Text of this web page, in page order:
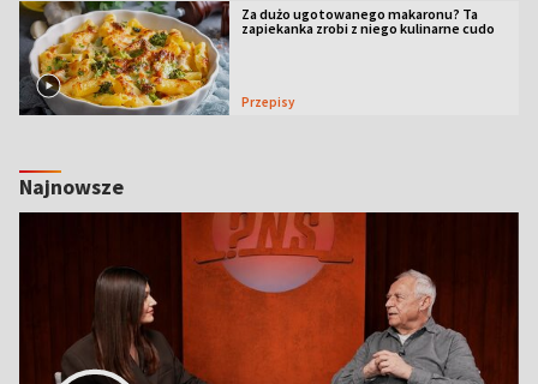
Za dużo ugotowanego makaronu? Ta
zapiekanka zrobi z niego kulinarne cudo
Przepisy
Najnowsze